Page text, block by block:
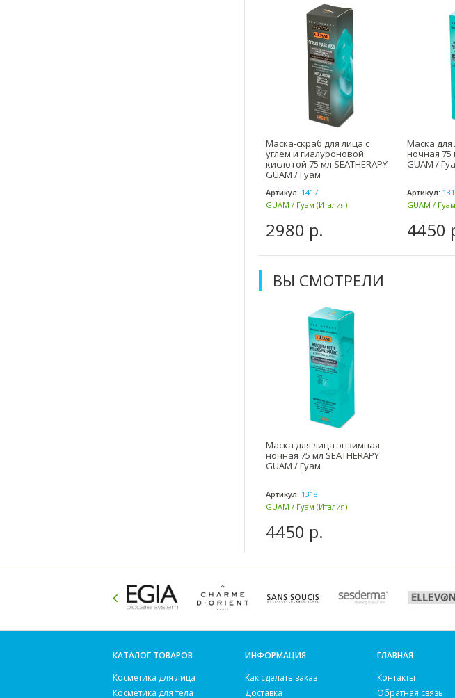
Маска-скраб для лица с
углем и гиалуроновой
кислотой 75 мл SEATHERAPY
GUAM / Гуам
Артикул: 1417
GUAM / Гуам (Италия)
2980 р.
Маска для
ночная 75
GUAM /
Артикул:
GUAM /
4450
ВЫ СМОТРЕЛИ
Маска для лица энзимная
ночная 75 мл SEATHERAPY
GUAM / Гуам
Артикул: 1318
GUAM / Гуам (Италия)
4450 р.
КАТАЛОГ ТОВАРОВ
Косметика для лица
Косметика для тела
ИНФОРМАЦИЯ
Как сделать заказ
Доставка
ГЛАВНАЯ
Контакты
Обратная связь